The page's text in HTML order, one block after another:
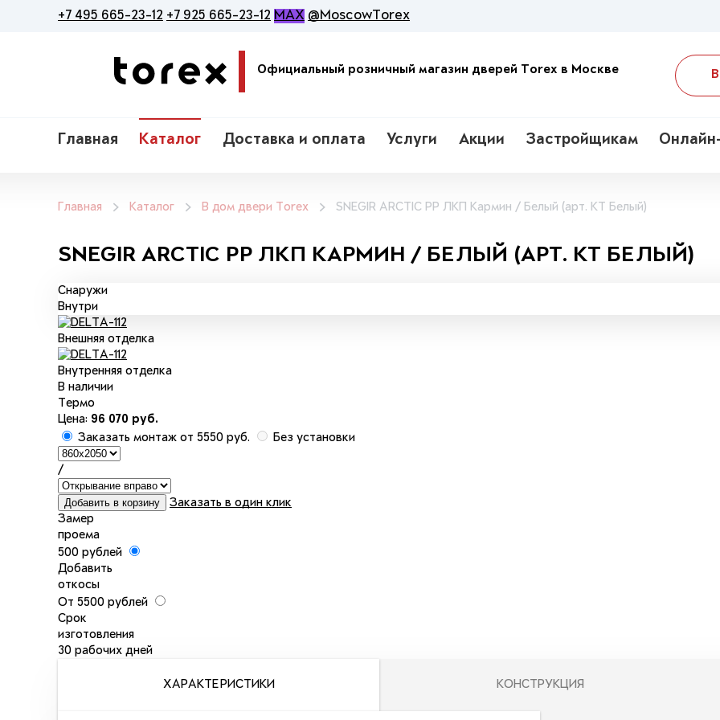
+7 495 665-23-12 +7 925 665-23-12 MAX @MoscowTorex
Официальный розничный магазин дверей Torex в Москве
Главная Каталог Доставка и оплата Услуги Акции Застройщикам
Главная Каталог В дом двери Torex SNEGIR ARCTIC PP ЛКП Кармин / Белый (арт. КТ Белый)
SNEGIR ARCTIC PP ЛКП КАРМИН / БЕЛЫЙ (АРТ. КТ БЕЛЫЙ)
Cнаружи
Внутри
Внешняя отделка
Внутренняя отделка
В наличии
Термо
Цена: 96 070 руб.
Заказать монтаж от 5550 руб.
Без установки
/
Добавить в корзину
Заказать в один клик
Замер
проема
500 рублей
Добавить
откосы
От 5500 рублей
Срок
изготовления
30 рабочих дней
ХАРАКТЕРИСТИКИ КОНСТРУКЦИЯ